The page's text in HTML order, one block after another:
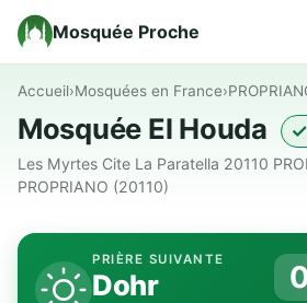
Mosquée Proche
Accueil›Mosquées en France›
Mosquée El Houda
Les Myrtes Cite La Paratella 20110
PROPRIANO (20110)
PRIÈRE SUIVANTE
Dohr